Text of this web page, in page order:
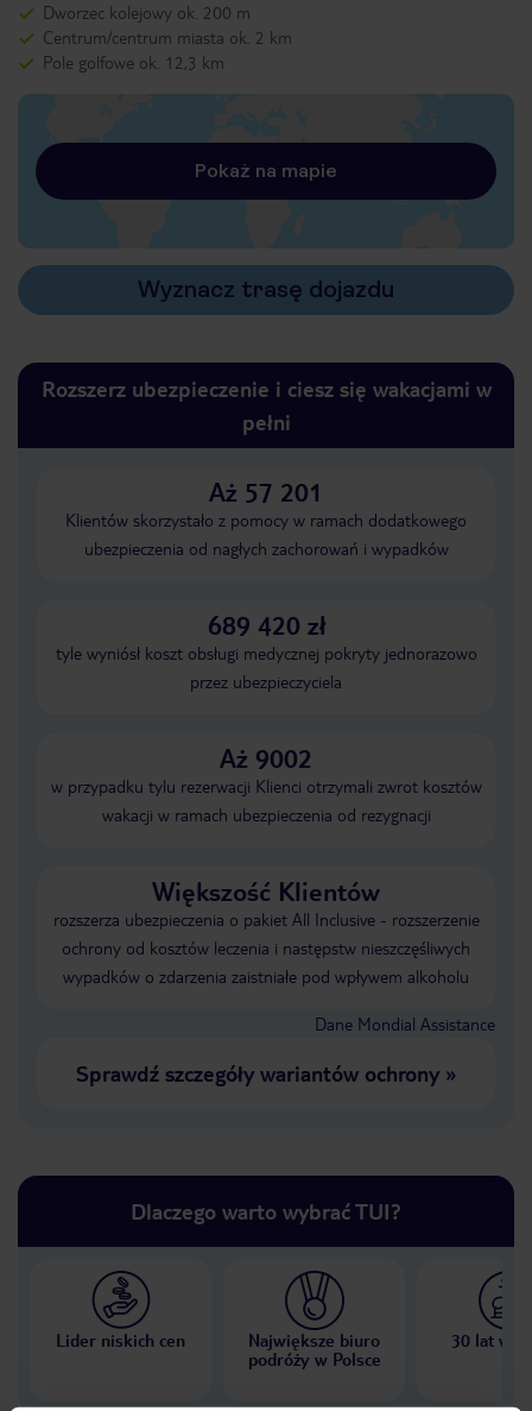
Dworzec kolejowy ok. 200 m
Centrum/centrum miasta ok. 2 km
Pole golfowe ok. 12,3 km
Pokaż na mapie
Wyznacz trasę dojazdu
Rozszerz ubezpieczenie i ciesz się wakacjami w
pełni
Aż 57 201
Klientów skorzystało z pomocy w ramach dodatkowego
ubezpieczenia od nagłych zachorowań i wypadków
689 420 zł
tyle wyniósł koszt obsługi medycznej pokryty jednorazowo
przez ubezpieczyciela
Aż 9002
w przypadku tylu rezerwacji Klienci otrzymali zwrot kosztów
wakacji w ramach ubezpieczenia od rezygnacji
Większość Klientów
rozszerza ubezpieczenia o pakiet All Inclusive - rozszerzenie
ochrony od kosztów leczenia i następstw nieszczęśliwych
wypadków o zdarzenia zaistniałe pod wpływem alkoholu
Dane Mondial Assistance
Sprawdź szczegóły wariantów ochrony»
Dlaczego warto wybrać TUI?
Lider niskich cen
Największe biuro
podróży w Polsce
30 lat w